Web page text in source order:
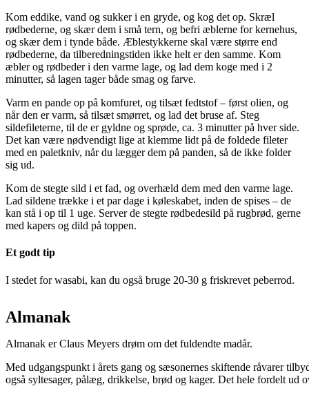
Kom eddike, vand og sukker i en gryde, og kog det op. Skræl
rødbederne, og skær dem i små tern, og befri æblerne for kernehus,
og skær dem i tynde både. Æblestykkerne skal være større end
rødbederne, da tilberedningstiden ikke helt er den samme. Kom
æbler og rødbeder i den varme lage, og lad dem koge med i 2
minutter, så lagen tager både smag og farve.
Varm en pande op på komfuret, og tilsæt fedtstof – først olien, og
når den er varm, så tilsæt smørret, og lad det bruse af. Steg
sildefileterne, til de er gyldne og sprøde, ca. 3 minutter på hver side.
Det kan være nødvendigt lige at klemme lidt på de foldede fileter
med en paletkniv, når du lægger dem på panden, så de ikke folder
sig ud.
Kom de stegte sild i et fad, og overhæld dem med den varme lage.
Lad sildene trække i et par dage i køleskabet, inden de spises – de
kan stå i op til 1 uge. Server de stegte rødbedesild på rugbrød, gerne
med kapers og dild på toppen.
Et godt tip
I stedet for wasabi, kan du også bruge 20-30 g friskrevet peberrod.
Almanak
Almanak er Claus Meyers drøm om det fuldendte madår.
Med udgangspunkt i årets gang og sæsonernes skiftende råvarer
også syltesager, pålæg, drikkelse, brød og kager. Det hele fordelt ud